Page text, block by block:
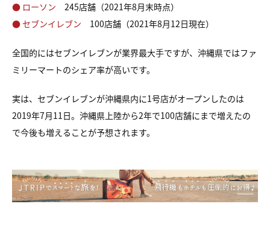
● ローソン 245店舗（2021年8月末時点）
● セブンイレブン 100店舗（2021年8月12日現在）
全国的にはセブンイレブンが業界最大手ですが、沖縄県ではファ
ミリーマートのシェア率が高いです。
実は、セブンイレブンが沖縄県内に1号店がオープンしたのは
2019年7月11日。沖縄県上陸から2年で100店舗にまで増えたの
で今後も増えることが予想されます。